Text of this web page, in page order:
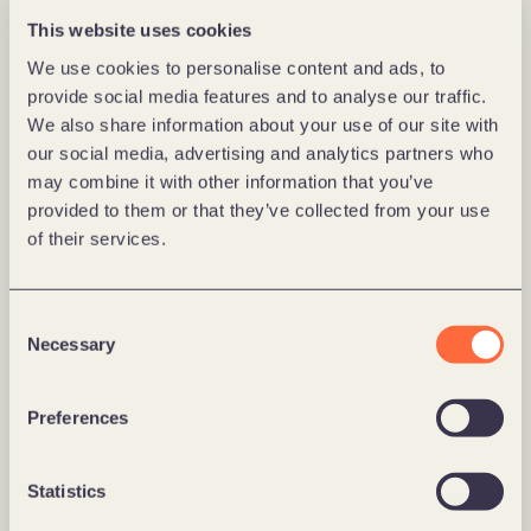
This website uses cookies
We use cookies to personalise content and ads, to
provide social media features and to analyse our traffic.
We also share information about your use of our site with
our social media, advertising and analytics partners who
may combine it with other information that you’ve
provided to them or that they’ve collected from your use
of their services.
Selection
Necessary
Preferences
Statistics
innen Dynamics 365, sier
Aunan.
Fra venstre: Erland Hagen, Petter Aunan, Hans Jørgen Matthiasen,
Som en del av Forte får selskapet tilgang til et sterkt